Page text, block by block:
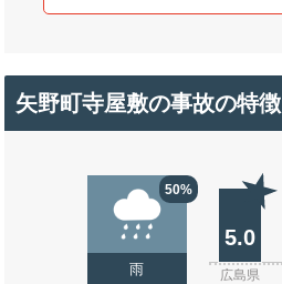
矢野町寺屋敷の事故の特徴
50%
雨
5.0
広島県